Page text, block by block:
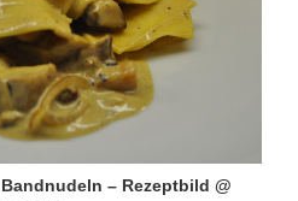
– Rezeptbild @